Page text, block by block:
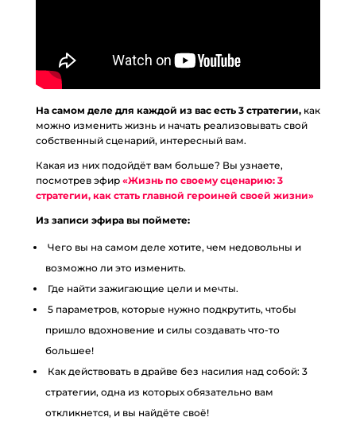
На самом деле для каждой из вас есть 3 стратегии,как
можно изменить жизнь и начать реализовывать свой
собственный сценарий, интересный вам.
Какая из них подойдёт вам больше? Вы узнаете,
посмотрев эфир «Жизнь по своему сценарию: 3
стратегии, как стать главной героиней своей жизни»
Из записи эфира вы поймете:
Чего вы на самом деле хотите, чем недовольны и
возможно ли это изменить.
Где найти зажигающие цели и мечты.
5 параметров, которые нужно подкрутить, чтобы
пришло вдохновение и силы создавать что-то
большее!
Как действовать в драйве без насилия над собой: 3
стратегии, одна из которых обязательно вам
откликнется, и вы найдёте своё!